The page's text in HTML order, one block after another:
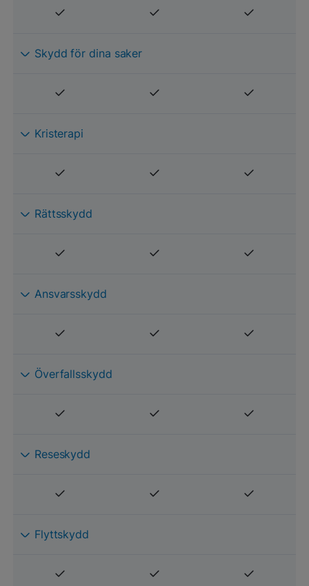
Skydd för dina saker
Kristerapi
Rättsskydd
Ansvarsskydd
Överfallsskydd
Reseskydd
Flyttskydd